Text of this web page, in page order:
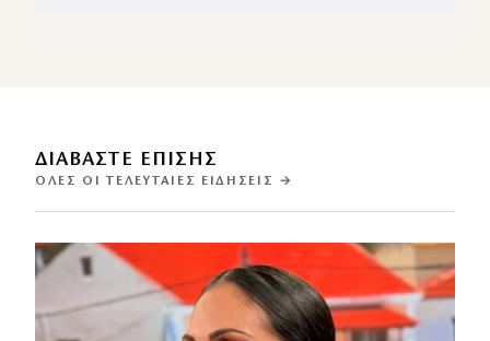
ΔΙΑΒΑΣΤΕ ΕΠΙΣΗΣ
ΌΛΕΣ ΟΙ ΤΕΛΕΥΤΑΊΕΣ ΕΙΔΉΣΕΙΣ →